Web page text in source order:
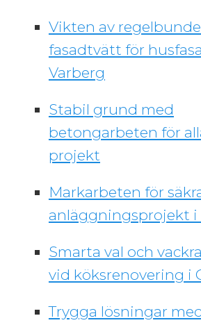
Vikten av
fasadtvätt för
Varberg
Stabil grund med
betongarbeten för
projekt
Markarbeten för
anläggningsprojekt i
Smarta val och
vid köksrenovering i
Trygga lösningar